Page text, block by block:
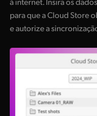
para que a Cloud Store
e autorize a